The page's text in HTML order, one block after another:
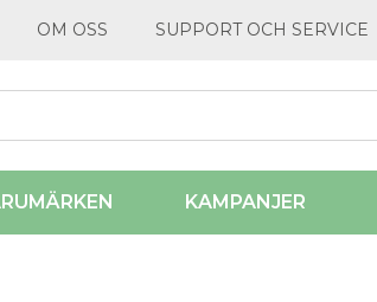
OM OSS SUPPORT OCH SERVICE
KAMPANJER